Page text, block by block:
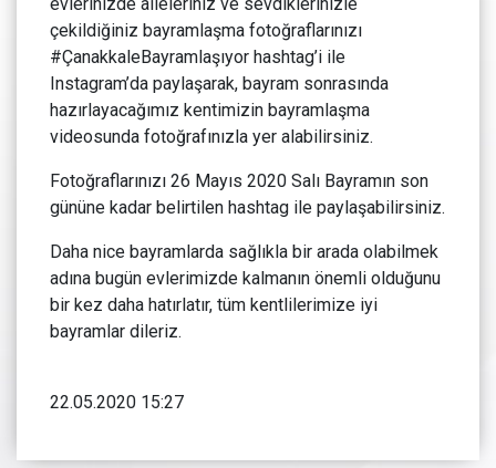
evlerinizde aileleriniz ve sevdiklerinizle
çekildiğiniz bayramlaşma fotoğraflarınızı
#ÇanakkaleBayramlaşıyor hashtag’i ile
Instagram’da paylaşarak, bayram sonrasında
hazırlayacağımız kentimizin bayramlaşma
videosunda fotoğrafınızla yer alabilirsiniz.
Fotoğraflarınızı 26 Mayıs 2020 Salı Bayramın son
gününe kadar belirtilen hashtag ile paylaşabilirsiniz.
Daha nice bayramlarda sağlıkla bir arada olabilmek
adına bugün evlerimizde kalmanın önemli olduğunu
bir kez daha hatırlatır, tüm kentlilerimize iyi
bayramlar dileriz.
22.05.2020 15:27